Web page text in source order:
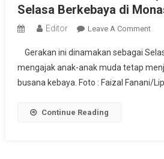
Selasa Berkebaya di
Editor Leave A CommentOn
Ikuti
Gerakan ini dinamakan sebagai
mengajak anak-anak muda tetap
busana kebaya. Foto : Faizal Fanani/
Continue Reading